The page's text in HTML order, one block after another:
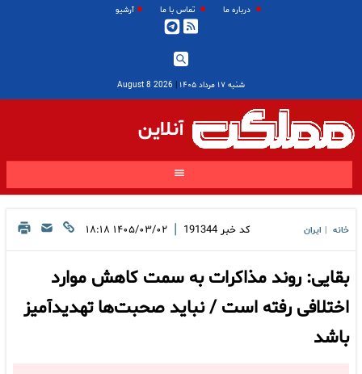
درباره ما تماس با ما آرشیو
شنبه ۱۷ مرداد ۱۴۰۵ |
2026 August 8
آنلاین
خانه ایران کد خبر 191344
| ۱۴۰۵/۰۳/۰۲ ۱۸:۱۸
بقایی: روند مذاکرات به سمت کاهش موارد
اختلافی رفته است / نباید صحبت‌ها تهدیدآمیز
باشد